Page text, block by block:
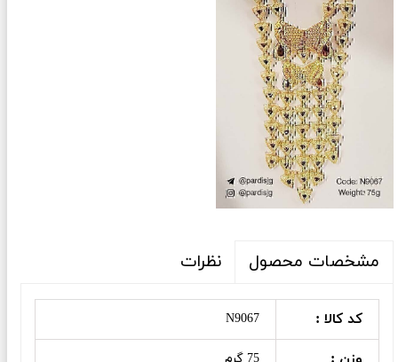
مشخصات محصول نظرات
کد کالا : N9067